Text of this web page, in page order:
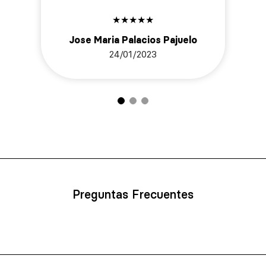
★★★★★
Jose Maria Palacios Pajuelo
24/01/2023
Preguntas Frecuentes